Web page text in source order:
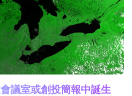
議室或創投簡報中誕生